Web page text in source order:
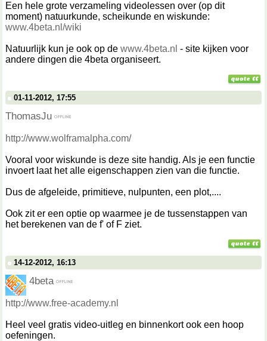
Een hele grote verzameling videolessen over (op dit
moment) natuurkunde, scheikunde en wiskunde:
www.4beta.nl/wiki
Natuurlijk kun je ook op de www.4beta.nl - site kijken voor
andere dingen die 4beta organiseert.
01-11-2012, 17:55
ThomasJu
http://www.wolframalpha.com/
Vooral voor wiskunde is deze site handig. Als je een functie
invoert laat het alle eigenschappen zien van die functie.
Dus de afgeleide, primitieve, nulpunten, een plot,....
Ook zit er een optie op waarmee je de tussenstappen van
het berekenen van de f' of F ziet.
14-12-2012, 16:13
4beta
http://www.free-academy.nl
Heel veel gratis video-uitleg en binnenkort ook een hoop
oefeningen.